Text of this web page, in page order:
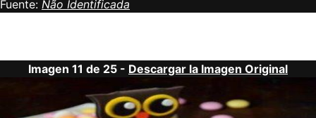
Fuente: Não Identificada
Imagen 11 de 25 - Descargar la Imagen Original